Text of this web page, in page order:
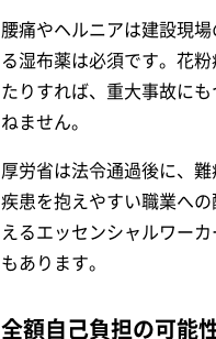
腰痛やヘルニアは建設現
る湿布薬は必須です。花
たりすれば、重大事故に
ねません。
厚労省は法令通過後に、
疾患を抱えやすい職業へ
えるエッセンシャルワー
もあります。
全額自己負担の可能